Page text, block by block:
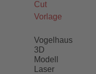
Vogelhaus
3D
Modell
Laser